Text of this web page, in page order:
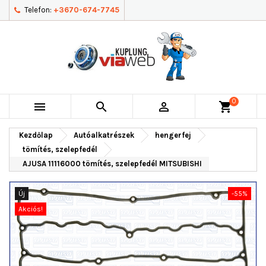
Telefon: +3670-674-7745
   shopping_cart0
Kezdőlap Autóalkatrészek
hengerfej
tömítés, szelepfedél
AJUSA 11116000 tömítés, szelepfedél MITSUBISHI
Új
-55%
Akciós!